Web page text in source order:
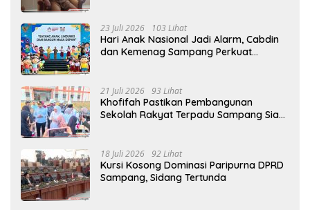
23 Juli 2026 103 Lihat
Hari Anak Nasional Jadi Alarm, Cabdin
dan Kemenag Sampang Perkuat
21 Juli 2026 93 Lihat
Khofifah Pastikan Pembangunan
Sekolah Rakyat Terpadu Sampang Siap
18 Juli 2026 92 Lihat
Kursi Kosong Dominasi Paripurna DPRD
Sampang, Sidang Tertunda